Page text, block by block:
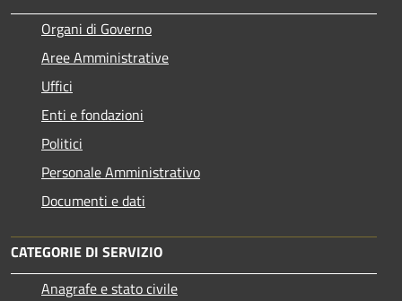
Organi di Governo
Aree Amministrative
Uffici
Enti e fondazioni
Politici
Personale Amministrativo
Documenti e dati
CATEGORIE DI SERVIZIO
Anagrafe e stato civile